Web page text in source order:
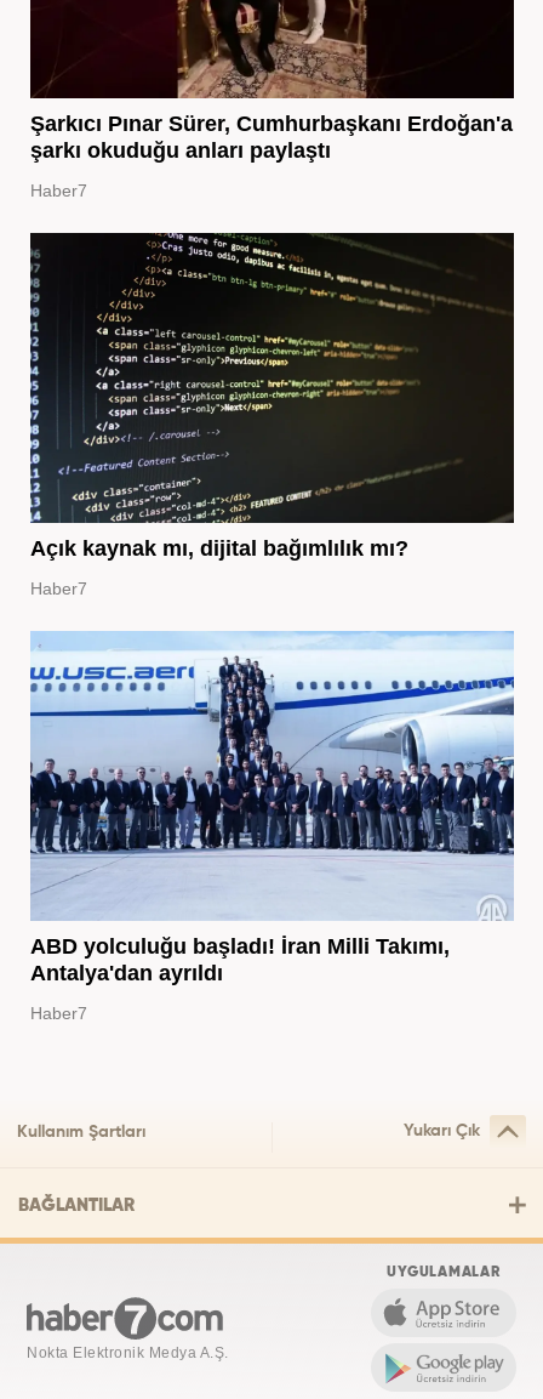
Şarkıcı Pınar Sürer, Cumhurbaşkanı Erdoğan'a
şarkı okuduğu anları paylaştı
Haber7
Açık kaynak mı, dijital bağımlılık mı?
Haber7
ABD yolculuğu başladı! İran Milli Takımı,
Antalya'dan ayrıldı
Haber7
Kullanım Şartları Yukarı Çık
BAĞLANTILAR
Nokta Elektronik Medya A.Ş.
UYGULAMALAR